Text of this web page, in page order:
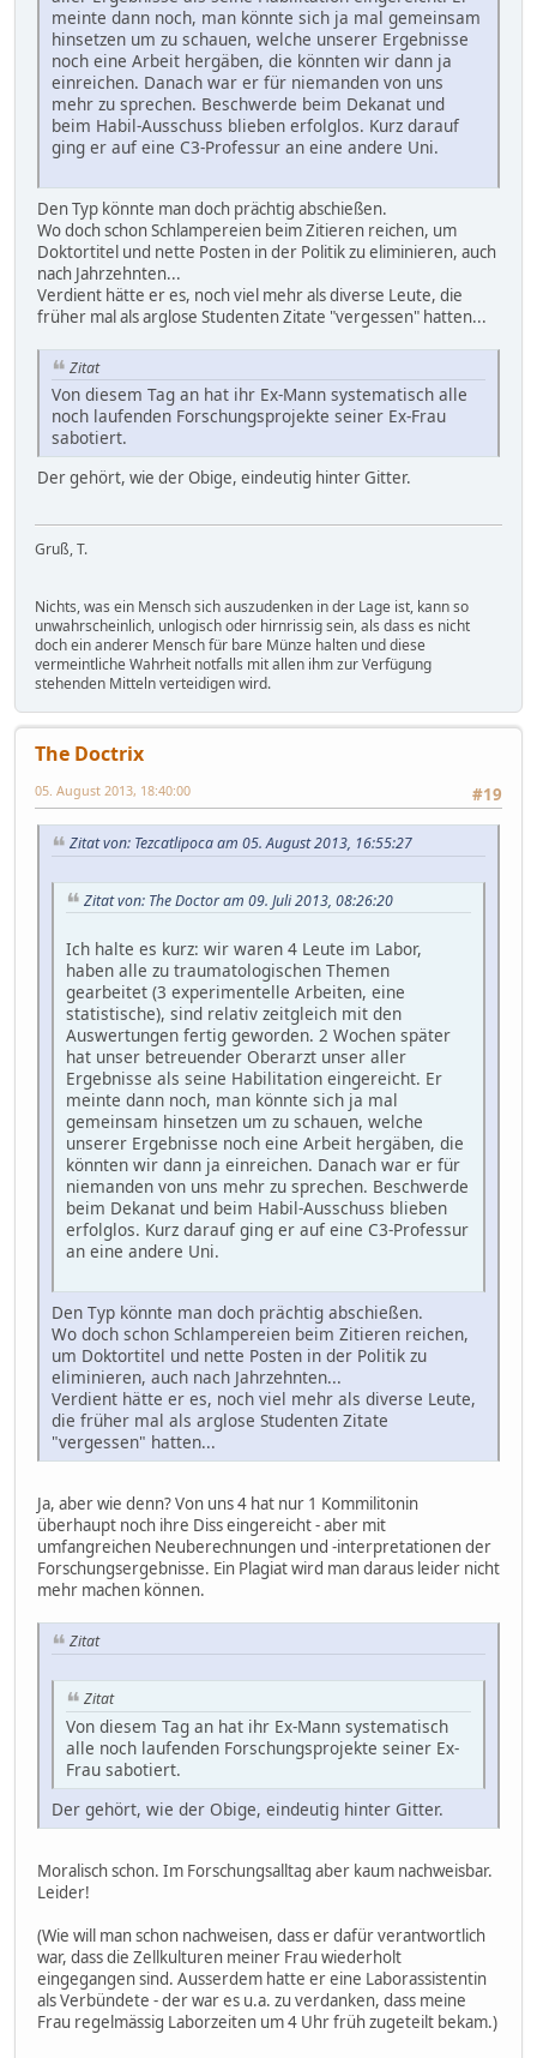
meinte dann noch, man könnte sich ja mal gemeinsam
hinsetzen um zu schauen, welche unserer Ergebnisse
noch eine Arbeit hergäben, die könnten wir dann ja
einreichen. Danach war er für niemanden von uns
mehr zu sprechen. Beschwerde beim Dekanat und
beim Habil-Ausschuss blieben erfolglos. Kurz darauf
ging er auf eine C3-Professur an eine andere Uni.
Den Typ könnte man doch prächtig abschießen.
Wo doch schon Schlampereien beim Zitieren reichen, um
Doktortitel und nette Posten in der Politik zu eliminieren, auch
nach Jahrzehnten...
Verdient hätte er es, noch viel mehr als diverse Leute, die
früher mal als arglose Studenten Zitate "vergessen" hatten...
Zitat
Von diesem Tag an hat ihr Ex-Mann systematisch alle
noch laufenden Forschungsprojekte seiner Ex-Frau
sabotiert.
Der gehört, wie der Obige, eindeutig hinter Gitter.
Gruß, T.
Nichts, was ein Mensch sich auszudenken in der Lage ist, kann so
unwahrscheinlich, unlogisch oder hirnrissig sein, als dass es nicht
doch ein anderer Mensch für bare Münze halten und diese
vermeintliche Wahrheit notfalls mit allen ihm zur Verfügung
stehenden Mitteln verteidigen wird.
The Doctrix
#19
05. August 2013, 18:40:00
Zitat von: Tezcatlipoca am 05. August 2013, 16:55:27
Zitat von: The Doctor am 09. Juli 2013, 08:26:20
Ich halte es kurz: wir waren 4 Leute im Labor,
haben alle zu traumatologischen Themen
gearbeitet (3 experimentelle Arbeiten, eine
statistische), sind relativ zeitgleich mit den
Auswertungen fertig geworden. 2 Wochen später
hat unser betreuender Oberarzt unser aller
Ergebnisse als seine Habilitation eingereicht. Er
meinte dann noch, man könnte sich ja mal
gemeinsam hinsetzen um zu schauen, welche
unserer Ergebnisse noch eine Arbeit hergäben, die
könnten wir dann ja einreichen. Danach war er für
niemanden von uns mehr zu sprechen. Beschwerde
beim Dekanat und beim Habil-Ausschuss blieben
erfolglos. Kurz darauf ging er auf eine C3-Professur
an eine andere Uni.
Den Typ könnte man doch prächtig abschießen.
Wo doch schon Schlampereien beim Zitieren reichen,
um Doktortitel und nette Posten in der Politik zu
eliminieren, auch nach Jahrzehnten...
Verdient hätte er es, noch viel mehr als diverse Leute,
die früher mal als arglose Studenten Zitate
"vergessen" hatten...
Ja, aber wie denn? Von uns 4 hat nur 1 Kommilitonin
überhaupt noch ihre Diss eingereicht - aber mit
umfangreichen Neuberechnungen und -interpretationen der
Forschungsergebnisse. Ein Plagiat wird man daraus leider nicht
mehr machen können.
Zitat
Zitat
Von diesem Tag an hat ihr Ex-Mann systematisch
alle noch laufenden Forschungsprojekte seiner Ex-
Frau sabotiert.
Der gehört, wie der Obige, eindeutig hinter Gitter.
Moralisch schon. Im Forschungsalltag aber kaum nachweisbar.
Leider!
(Wie will man schon nachweisen, dass er dafür verantwortlich
war, dass die Zellkulturen meiner Frau wiederholt
eingegangen sind. Ausserdem hatte er eine Laborassistentin
als Verbündete - der war es u.a. zu verdanken, dass meine
Frau regelmässig Laborzeiten um 4 Uhr früh zugeteilt bekam.)